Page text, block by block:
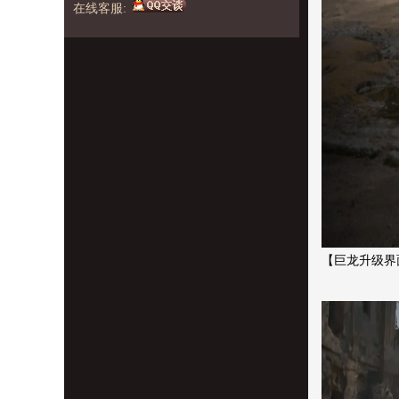
在线客服:
【巨龙升级